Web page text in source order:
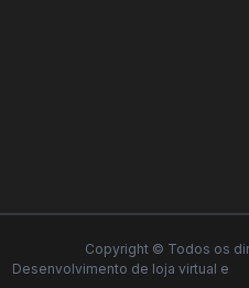
Copyright © Todos os
Desenvolvimento de loja virtual e